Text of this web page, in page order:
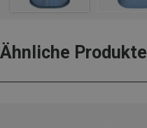
Ähnliche Produkte